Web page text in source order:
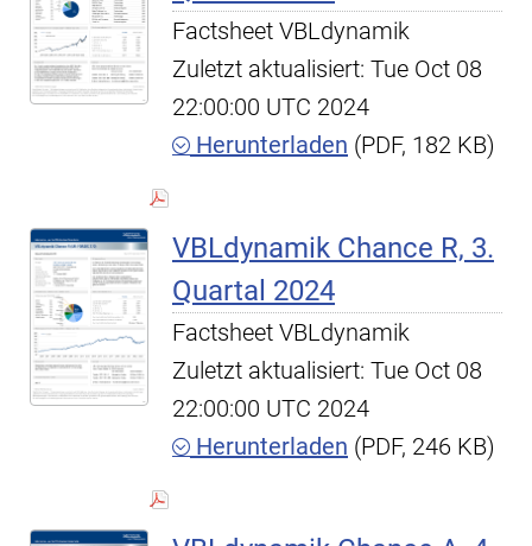
Factsheet VBLdynamik
Zuletzt aktualisiert: Tue Oct 08
22:00:00 UTC 2024
Herunterladen (PDF, 182 KB)
VBLdynamik Chance R, 3.
Quartal 2024
Factsheet VBLdynamik
Zuletzt aktualisiert: Tue Oct 08
22:00:00 UTC 2024
Herunterladen (PDF, 246 KB)